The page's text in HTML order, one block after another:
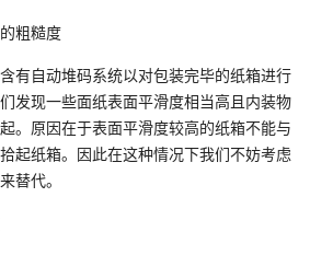
粗糙度
自动堆码系统以对包装完毕的纸箱进行
发现一些面纸表面平滑度相当高且内装物
。原因在于表面平滑度较高的纸箱不能与
起纸箱。因此在这种情况下我们不妨考虑
替代。